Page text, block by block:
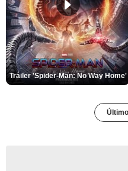
Tráiler 'Spider-Man: No Way Home'